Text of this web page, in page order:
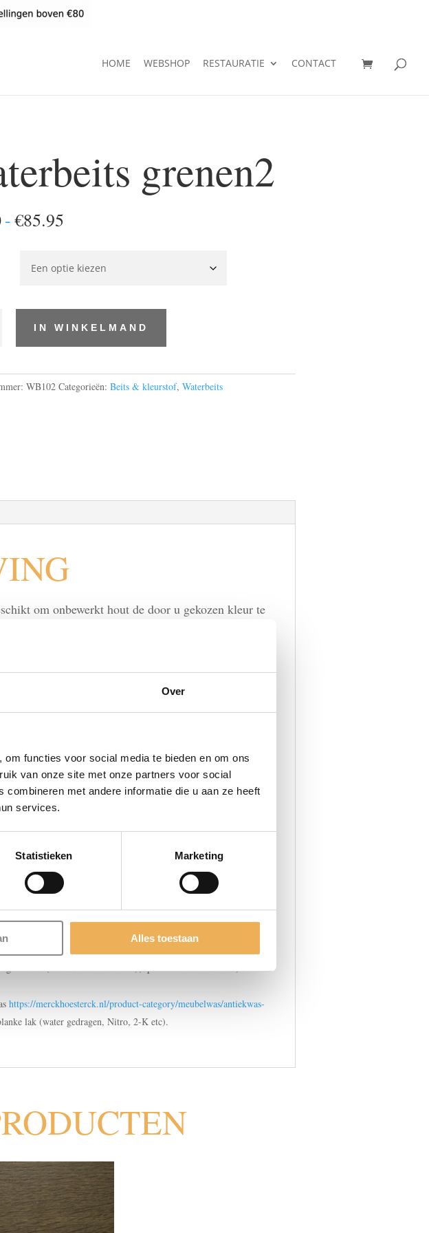
Over
functies voor social media te bieden en om ons
van onze site met onze partners voor social
met andere informatie die u aan ze heeft
services.
Statistieken Marketing
Alles toestaan
HOME WEBSHOP RESTAURATIE CONTACT
grenen2
-€85.95Prijsklasse:
tot
IN WINKELMAND
WB102 Categorieën: Beits & kleurstof, Waterbeits
om onbewerkt hout de door u gekozen kleur te
De Waterbeits dient altijd van een beschermlaag
nerf.
lak (water gedragen, Nitro, 2-K etc).
(Nozzle: 1.0 – 1.3 mm)(Spuitdruk: 1.5 – 2.0 bar)
https://merckhoesterck.nl/product-category/meubelwas/antiekwas-
lak (water gedragen, Nitro, 2-K etc).